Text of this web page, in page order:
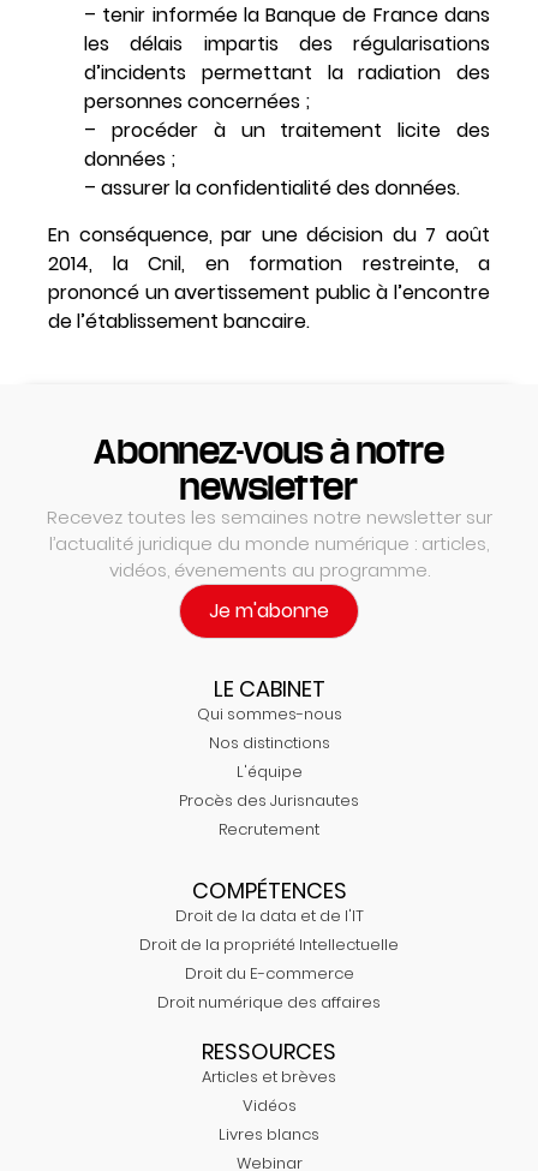
– tenir informée la Banque de France dans
les délais impartis des régularisations
d’incidents permettant la radiation des
personnes concernées ;
– procéder à un traitement licite des
données ;
– assurer la confidentialité des données.
En conséquence, par une décision du 7 août
2014, la Cnil, en formation restreinte, a
prononcé un avertissement public à l’encontre
de l’établissement bancaire.
Abonnez-vous à notre
newsletter
Recevez toutes les semaines notre newsletter sur
l’actualité juridique du monde numérique : articles,
vidéos, évenements au programme.
Je m'abonne
LE CABINET
Qui sommes-nous
Nos distinctions
L'équipe
Procès des Jurisnautes
Recrutement
COMPÉTENCES
Droit de la data et de l'IT
Droit de la propriété Intellectuelle
Droit du E-commerce
Droit numérique des affaires
RESSOURCES
Articles et brèves
Vidéos
Livres blancs
Webinar